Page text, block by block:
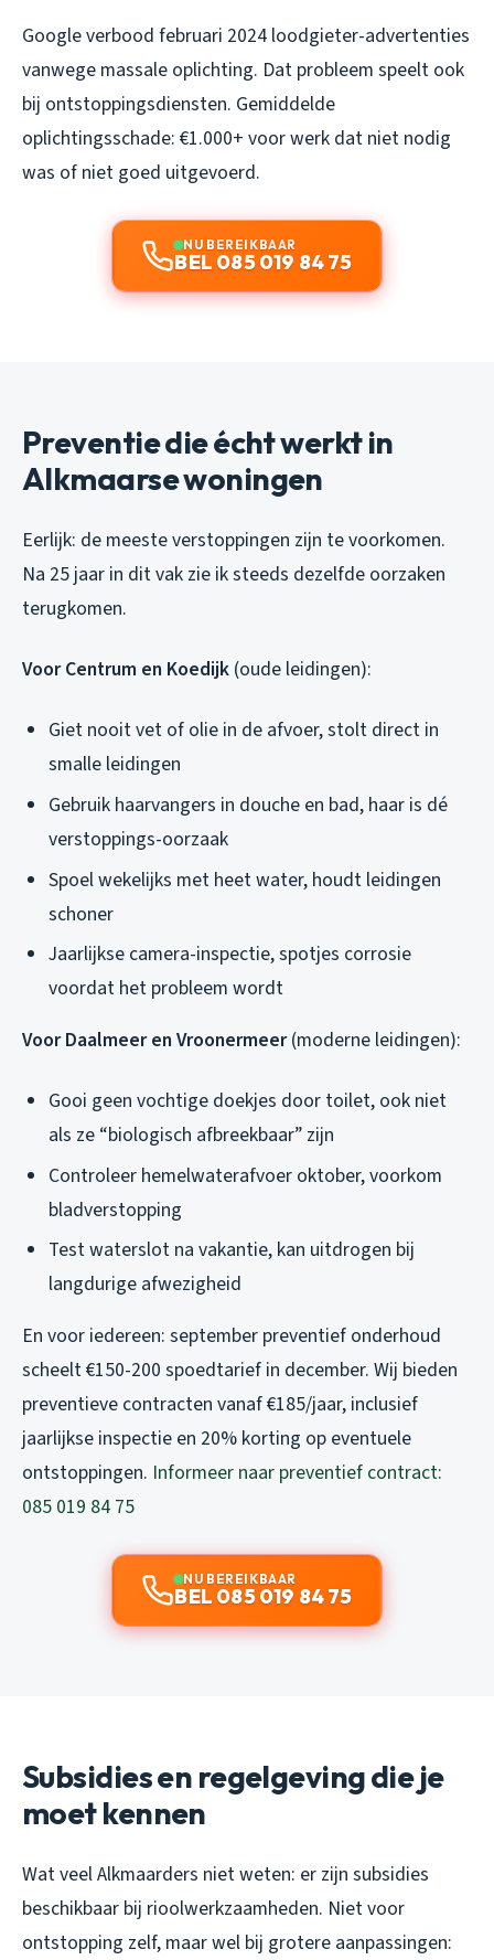
Google verbood februari 2024 loodgieter-advertenties
vanwege massale oplichting. Dat probleem speelt ook
bij ontstoppingsdiensten. Gemiddelde
oplichtingsschade: €1.000+ voor werk dat niet nodig
was of niet goed uitgevoerd.
NU BEREIKBAAR
BEL 085 019 84 75
Preventie die écht werkt in
Alkmaarse woningen
Eerlijk: de meeste verstoppingen zijn te voorkomen.
Na 25 jaar in dit vak zie ik steeds dezelfde oorzaken
terugkomen.
Voor Centrum en Koedijk (oude leidingen):
Giet nooit vet of olie in de afvoer, stolt direct in
smalle leidingen
Gebruik haarvangers in douche en bad, haar is dé
verstoppings-oorzaak
Spoel wekelijks met heet water, houdt leidingen
schoner
Jaarlijkse camera-inspectie, spotjes corrosie
voordat het probleem wordt
Voor Daalmeer en Vroonermeer(moderne leidingen):
Gooi geen vochtige doekjes door toilet, ook niet
als ze “biologisch afbreekbaar” zijn
Controleer hemelwaterafvoer oktober, voorkom
bladverstopping
Test waterslot na vakantie, kan uitdrogen bij
langdurige afwezigheid
En voor iedereen: september preventief onderhoud
scheelt €150-200 spoedtarief in december. Wij bieden
preventieve contracten vanaf €185/jaar, inclusief
jaarlijkse inspectie en 20% korting op eventuele
ontstoppingen. Informeer naar preventief contract:
085 019 84 75
NU BEREIKBAAR
BEL 085 019 84 75
Subsidies en regelgeving die je
moet kennen
Wat veel Alkmaarders niet weten: er zijn subsidies
beschikbaar bij rioolwerkzaamheden. Niet voor
ontstopping zelf, maar wel bij grotere aanpassingen: